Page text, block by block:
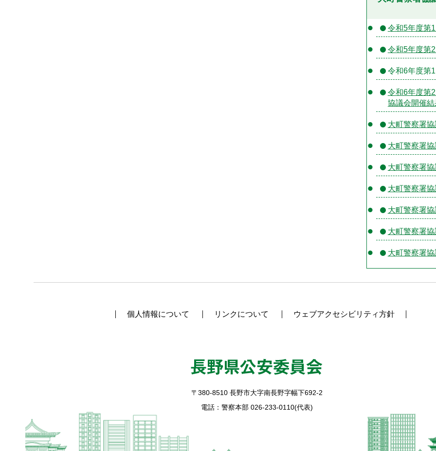
令和5年度第
令和5年度第
令和6年度第
令和6年度第
協議会開催結
大町警察署
大町警察署
大町警察署
大町警察署
大町警察署
大町警察署
大町警察署
個人情報について リンクについて ウェブアクセシビリティ方針
〒380-8510長野市大字南長野字幅下692-2
電話：警察本部 026-233-0110(代表)